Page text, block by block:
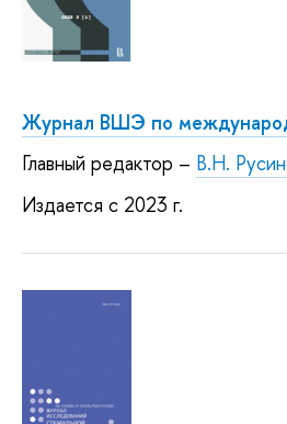
Журнал ВШЭ по
Главный редактор – В.Н.
Издается с 2023 г.